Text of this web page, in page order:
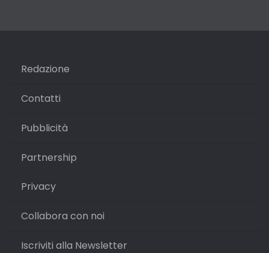
Redazione
Contatti
Pubblicità
Partnership
Privacy
Collabora con noi
Iscriviti alla Newsletter